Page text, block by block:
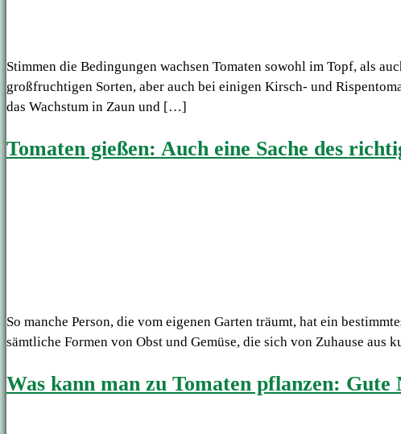
Stimmen die Bedingungen wachsen Tomaten sowohl im Topf, als
großfruchtigen Sorten, aber auch bei einigen Kirsch- und
das Wachstum in Zaun und […]
Tomaten gießen: Auch eine Sache des
So manche Person, die vom eigenen Garten träumt, hat ein
sämtliche Formen von Obst und Gemüse, die sich von Zuhause
Was kann man zu Tomaten pflanzen: Gute